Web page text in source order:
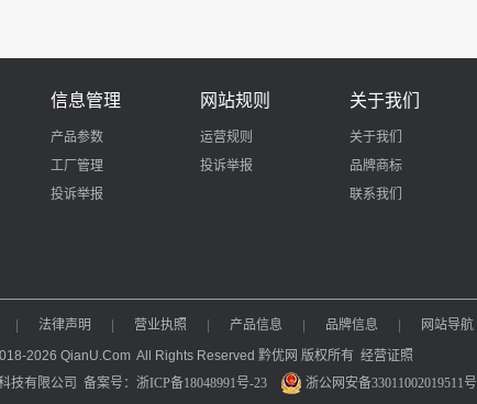
信息管理
产品参数
工厂管理
投诉举报
网站规则
运营规则
投诉举报
关于我们
关于我们
品牌商标
联系我们
| 法律声明 | 营业执照 | 产品信息 | 品牌信息 | 网站导航
2026 QianU.Com All Rights Reserved 黔优网 版权所有 经营证照
技有限公司 备案号：浙ICP备18048991号-23 浙公网安备33011002019511号